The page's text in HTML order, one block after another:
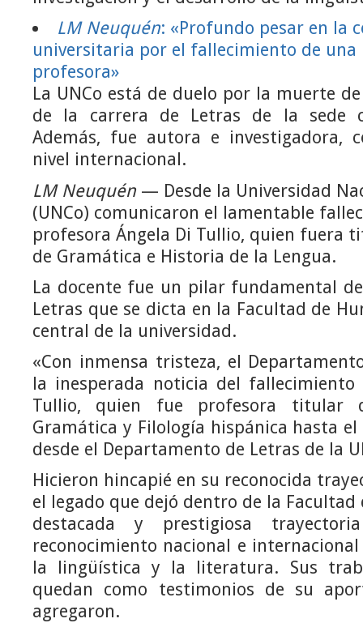
LM Neuquén: «Profundo pesar en la
universitaria por el fallecimiento de una
profesora»
La UNCo está de duelo por la muerte
de la carrera de Letras de la sede
Además, fue autora e investigadora,
nivel internacional.
LM Neuquén — Desde la Universidad
(UNCo) comunicaron el lamentable
profesora Ángela Di Tullio, quien fuera
de Gramática e Historia de la Lengua.
La docente fue un pilar fundamental
Letras que se dicta en la Facultad de
central de la universidad.
«Con inmensa tristeza, el
la inesperada noticia del
Tullio, quien fue profesora titular
Gramática y Filología hispánica hasta el
desde el Departamento de Letras de la
Hicieron hincapié en su reconocida
el legado que dejó dentro de la Facultad
destacada y prestigiosa
reconocimiento nacional e
la lingüística y la literatura. Sus
quedan como testimonios de su
agregaron.